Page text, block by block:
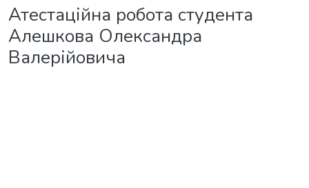
Атестаційна робота студента
Алешкова Олександра
Валерійовича